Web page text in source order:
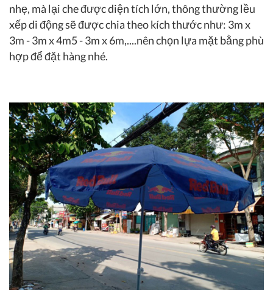
nhẹ, mà lại che được diện tích lớn, thông thường lều
xếp di động sẽ được chia theo kích thước như: 3m x
3m - 3m x 4m5 - 3m x 6m,....nên chọn lựa mặt bằng phù
hợp để đặt hàng nhé.